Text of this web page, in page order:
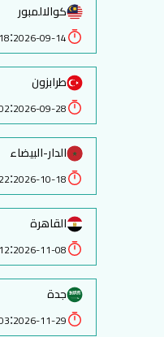
كوالالمبور
2026-09-14
:
طرابزون
2026-09-28
:
الدار-البيضاء
2026-10-18
:
القاهرة
2026-11-08
:
جدة
2026-11-29
: